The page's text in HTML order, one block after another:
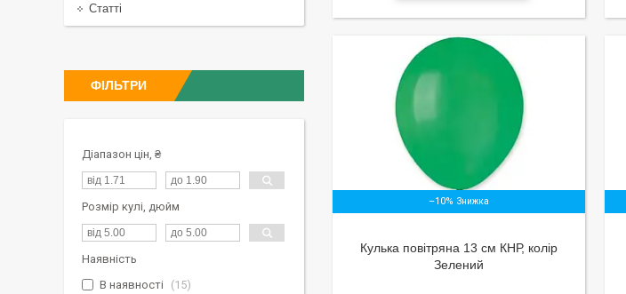
–10%
Кулька повітряна 13 см КНР, колір
Зелений
Статті
ФІЛЬТРИ
Діапазон цін, ₴
Розмір кулі, дюйм
Наявність
В наявності
15